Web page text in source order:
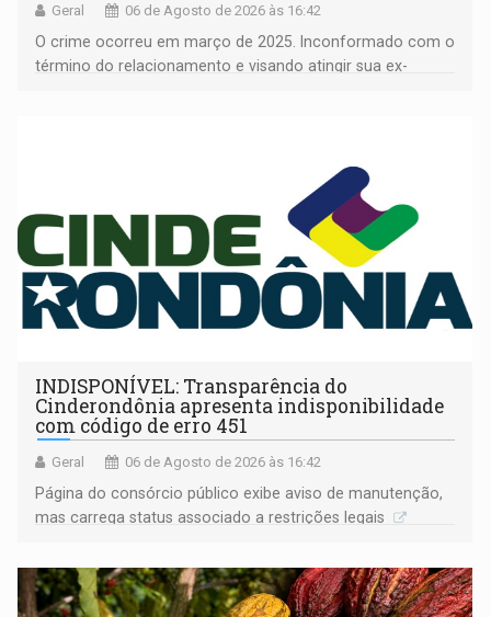
Geral 06 de Agosto de 2026 às 16:42
O crime ocorreu em março de 2025. Inconformado com o
término do relacionamento e visando atingir sua ex-
INDISPONÍVEL: Transparência do
Cinderondônia apresenta indisponibilidade
com código de erro 451
Geral 06 de Agosto de 2026 às 16:42
Página do consórcio público exibe aviso de manutenção,
mas carrega status associado a restrições legais